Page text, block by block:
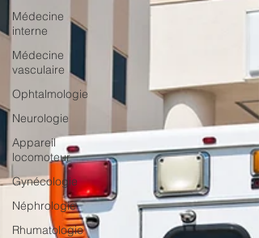
Médecine
interne
Médecine
vasculaire
Ophtalmologie
Neurologie
Appareil
locomoteur
Gynécologie
Néphrologie
Rhumatologie